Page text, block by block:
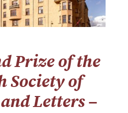
Prize of the
Society of
Letters –